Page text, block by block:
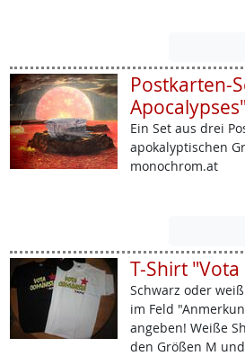
Postkarten-
Apocalypses"
Ein Set aus drei
apokalyptischen
monochrom.at
T-Shirt
Schwarz oder
im Feld
angeben! Weiße
den Größen M